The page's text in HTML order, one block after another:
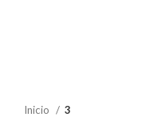
Inicio 3